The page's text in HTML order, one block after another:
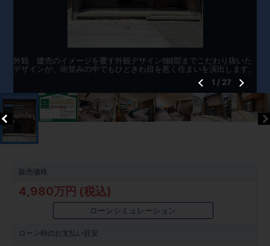
販売価格
4,980万円 (税込)
ローンシミュレーション
ローン時のお支払い目安
外観 建売のイメージを覆す外観デザイン!!細部までこだわり抜いた
デザインが、街並みの中でもひときわ目を惹く住まいを演出します。
1 / 27